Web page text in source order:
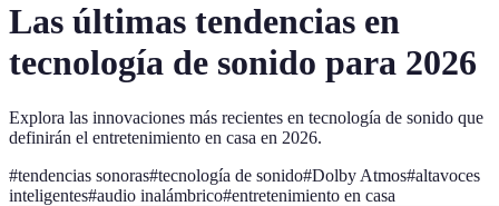
Las últimas tendencias en
tecnología de sonido para 2026
Explora las innovaciones más recientes en tecnología de sonido que
definirán el entretenimiento en casa en 2026.
#tendencias sonoras#tecnología de sonido#Dolby Atmos#altavoces
inteligentes#audio inalámbrico#entretenimiento en casa